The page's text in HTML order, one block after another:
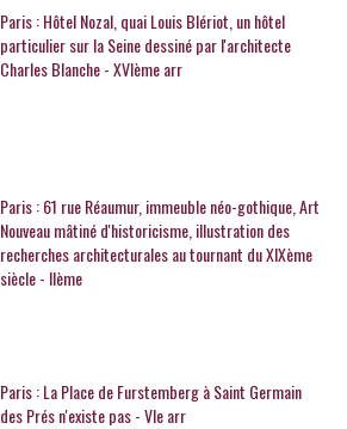
Paris : Hôtel Nozal, quai Louis Blériot, un hôtel
particulier sur la Seine dessiné par l'architecte
Charles Blanche - XVIème arr
Paris : 61 rue Réaumur, immeuble néo-gothique, Art
Nouveau mâtiné d'historicisme, illustration des
recherches architecturales au tournant du XIXème
siècle - IIème
Paris : La Place de Furstemberg à Saint Germain
des Prés n'existe pas - VIe arr